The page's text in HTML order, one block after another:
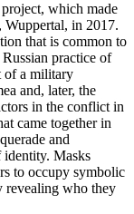
which made
Wuppertal, in 2017.
that is common to
practice of
of a military
and, later, the
in the conflict in
came together in
and
identity. Masks
to occupy symbolic
revealing who they